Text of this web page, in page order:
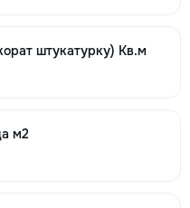
штукатурку) Кв.м
м2